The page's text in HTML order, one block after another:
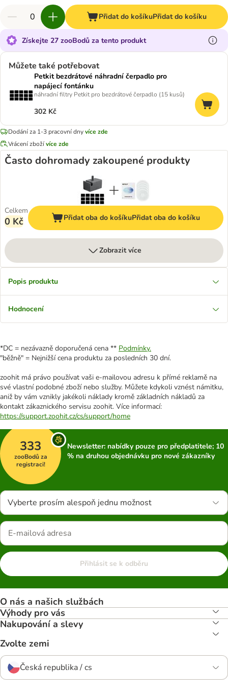
Přidat do košíkuPřidat do košíku
Získejte 27 zooBodů za tento produkt
Můžete také potřebovat
Petkit bezdrátové náhradní čerpadlo pro
napájecí fontánku
náhradní filtry Petkit pro bezdrátové čerpadlo (15 kusů)
302 Kč
Dodání za 1-3 pracovní dnyvíce zde
Vrácení zbožívíce zde
Často dohromady zakoupené produkty
Celkem
0 Kč Přidat oba do košíkuPřidat oba do košíku
Zobrazit více
Popis produktu
Hodnocení
*DC = nezávazně doporučená cena ** Podmínky.
"běžně" = Nejnižší cena produktu za posledních 30 dní.
zoohit má právo používat vaši e-mailovou adresu k přímé reklamě na
své vlastní podobné zboží nebo služby. Můžete kdykoli vznést námitku,
aniž by vám vznikly jakékoli náklady kromě základních nákladů za
kontakt zákaznického servisu zoohit. Více informací:
https://support.zoohit.cz/cs/support/home
333
zooBodů za
registraci!
Newsletter: nabídky pouze pro předplatitele; 10
% na druhou objednávku pro nové zákazníky
Vyberte prosím alespoň jednu možnost
Přihlásit se k odběru
O nás a našich službách
Výhody pro vás
Nakupování a slevy
Zvolte zemi
Česká republika / cs